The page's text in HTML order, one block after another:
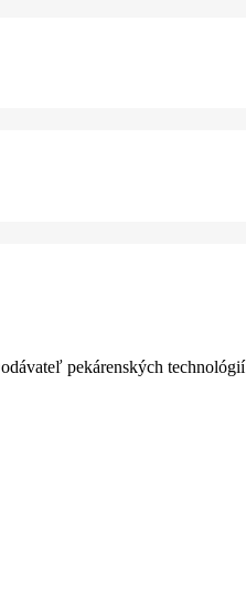
pekárenských technológií